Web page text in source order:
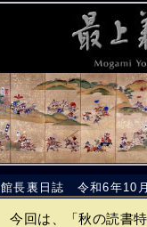
館長裏日誌 令和6年10
今回は、「秋の読書